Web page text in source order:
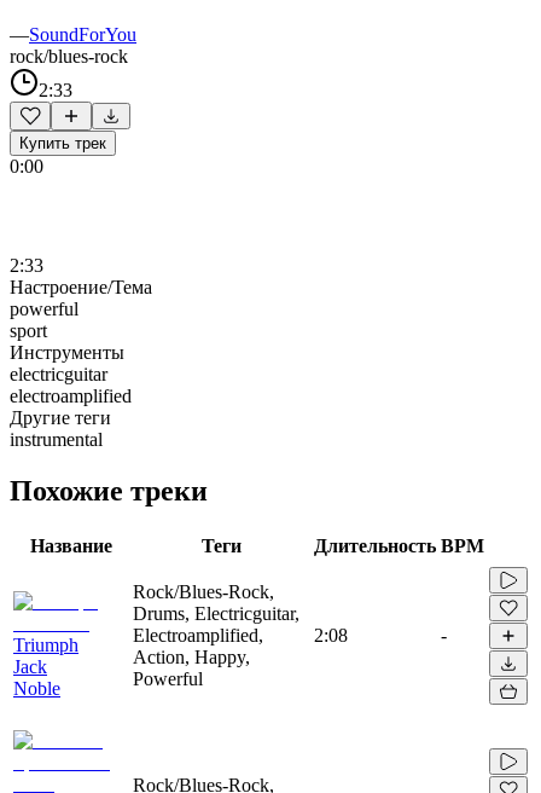
—SoundForYou
rock/blues-rock
2:33
Купить трек
0:00
2:33
Настроение/Тема
powerful
sport
Инструменты
electricguitar
electroamplified
Другие теги
instrumental
Похожие треки
Название Теги Длительность BPM
Triumph
Jack
Noble
Rock/Blues-Rock,
Drums, Electricguitar,
Electroamplified,
Action, Happy,
Powerful
2:08 -
Rock/Blues-Rock,